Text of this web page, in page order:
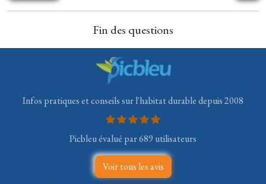
Fin des questions
Infos pratiques et conseils sur l'habitat durable depuis 2008
Picbleu évalué par 689 utilisateurs
Voir tous les avis